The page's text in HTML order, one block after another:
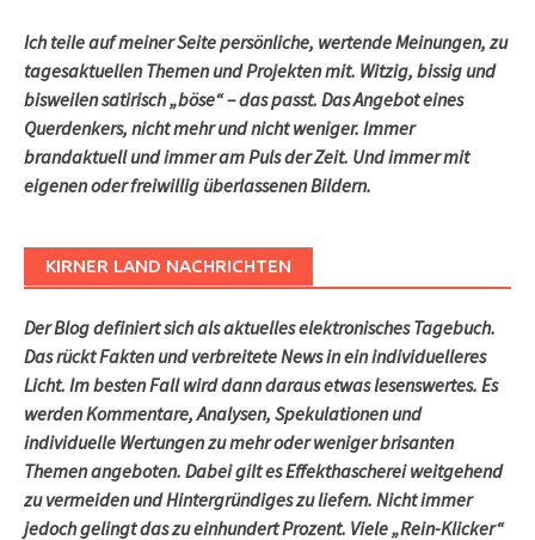
Ich teile auf meiner Seite persönliche, wertende Meinungen, zu
tagesaktuellen Themen und Projekten mit. Witzig, bissig und
bisweilen satirisch „böse“ – das passt. Das Angebot eines
Querdenkers, nicht mehr und nicht weniger. Immer
brandaktuell und immer am Puls der Zeit. Und immer mit
eigenen oder freiwillig überlassenen Bildern.
KIRNER LAND NACHRICHTEN
Der Blog definiert sich als aktuelles elektronisches Tagebuch.
Das rückt Fakten und verbreitete News in ein individuelleres
Licht. Im besten Fall wird dann daraus etwas lesenswertes. Es
werden Kommentare, Analysen, Spekulationen und
individuelle Wertungen zu mehr oder weniger brisanten
Themen angeboten. Dabei gilt es Effekthascherei weitgehend
zu vermeiden und Hintergründiges zu liefern. Nicht immer
jedoch gelingt das zu einhundert Prozent. Viele „Rein-Klicker“